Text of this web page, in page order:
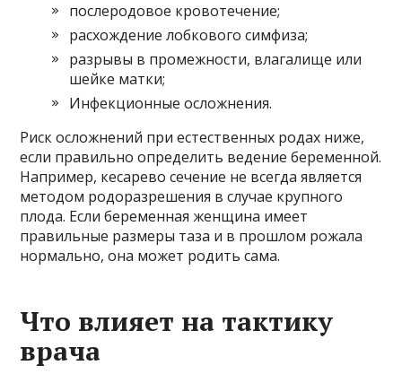
послеродовое кровотечение;
расхождение лобкового симфиза;
разрывы в промежности, влагалище или
шейке матки;
Инфекционные осложнения.
Риск осложнений при естественных родах ниже,
если правильно определить ведение беременной.
Например, кесарево сечение не всегда является
методом родоразрешения в случае крупного
плода. Если беременная женщина имеет
правильные размеры таза и в прошлом рожала
нормально, она может родить сама.
Что влияет на тактику
врача